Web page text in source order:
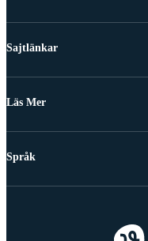
Sajtlänkar
Läs Mer
Språk